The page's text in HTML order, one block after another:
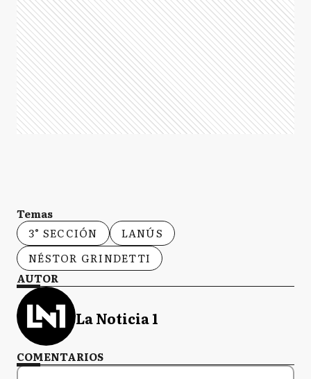
Temas
3° SECCIÓN
LANÚS
NÉSTOR GRINDETTI
AUTOR
La Noticia 1
COMENTARIOS